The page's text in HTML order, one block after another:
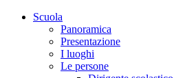
Scuola
Panoramica
Presentazione
I luoghi
Le persone